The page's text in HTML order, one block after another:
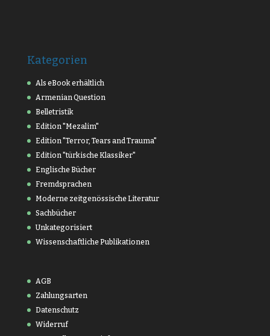
Kategorien
Als eBook erhältlich
Armenian Question
Belletristik
Edition "Mezalim"
Edition "Terror, Tears and Trauma"
Edition "türkische Klassiker"
Englische Bücher
Fremdsprachen
Moderne zeitgenössische Literatur
Sachbücher
Unkategorisiert
Wissenschaftliche Publikationen
AGB
Zahlungsarten
Datenschutz
Widerruf